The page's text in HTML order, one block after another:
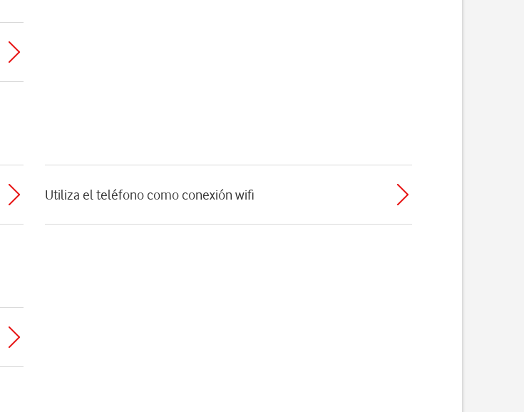
Utiliza el teléfono como conexión wifi